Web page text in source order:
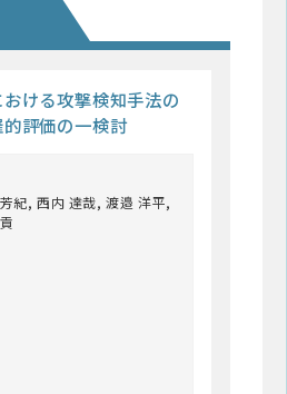
ける攻撃検知手法の
評価の一検討
紀, 西内 達哉, 渡邉 洋平,